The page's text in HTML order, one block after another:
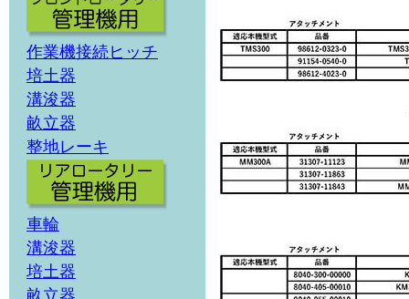
作業機接続ヒッチ
培土器
溝浚器
畝立器
整地レーキ
車輪
溝浚器
培土器
畝立器